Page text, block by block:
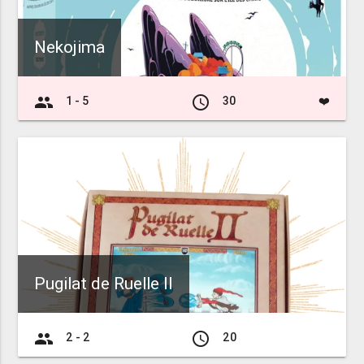
Nekojima
group 1 - 5 access_time 30 ❤️
Pugilat de Ruelle II
group 2 - 2 access_time 20